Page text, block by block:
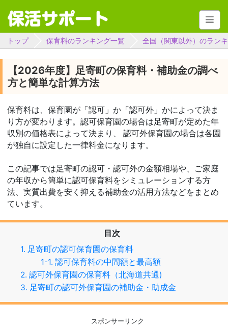
トップ 保育料のランキング一覧 全国（関東以外）のラン
【2026年度】足寄町の保育料・補助金の調べ
方と簡単な計算方法
保育料は、保育園が「認可」か「認可外」かによって決ま
り方が変わります。認可保育園の場合は足寄町が定めた年
収別の価格表によって決まり、 認可外保育園の場合は各園
が独自に設定した一律料金になります。
この記事では足寄町の認可・認可外の金額相場や、ご家庭
の年収から簡単に認可保育料をシミュレーションする方
法、実質出費を安く抑える補助金の活用方法などをまとめ
ています。
目次
1. 足寄町の認可保育園の保育料
1-1. 認可保育料の中間額と最高額
2. 認可外保育園の保育料（北海道共通)
3. 足寄町の認可外保育園の補助金・助成金
スポンサーリンク